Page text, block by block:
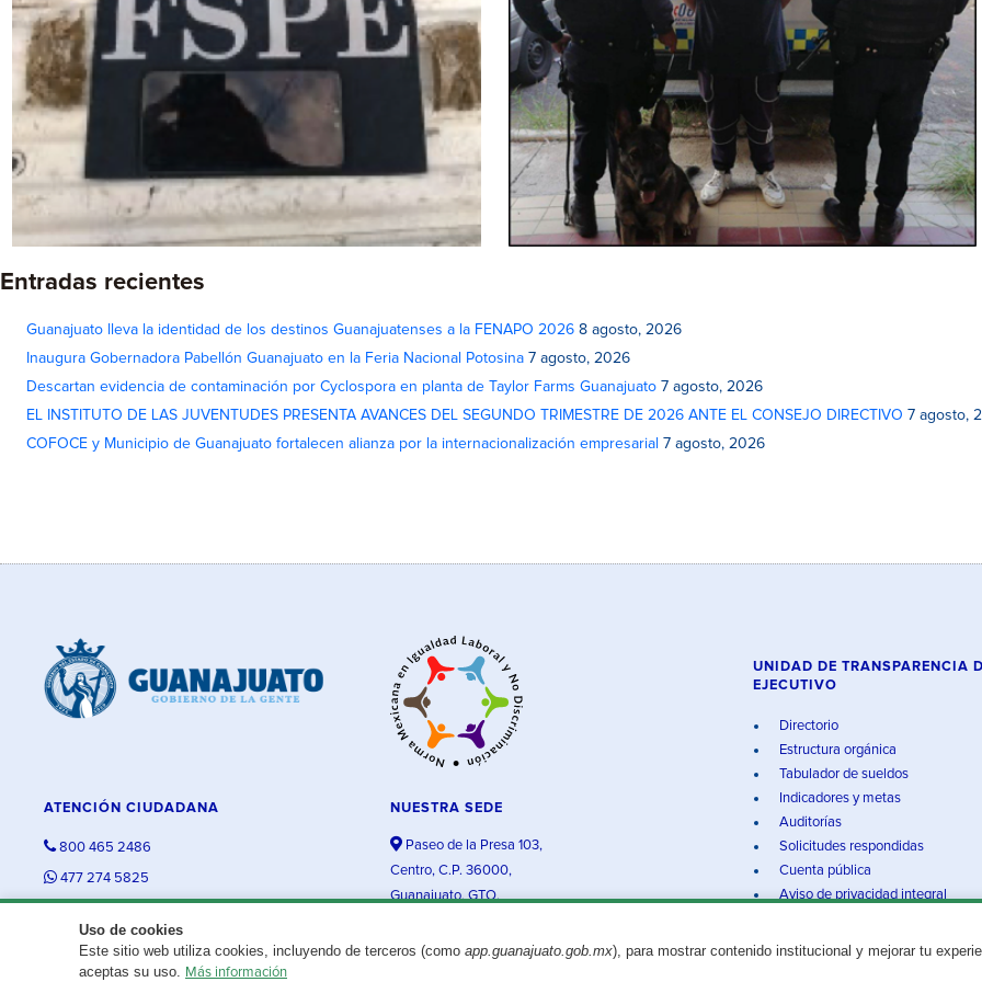
Entradas recientes
Guanajuato lleva la identidad de los destinos Guanajuatenses a la FENAPO 2026 8 agosto, 2026
Inaugura Gobernadora Pabellón Guanajuato en la Feria Nacional Potosina 7 agosto, 2026
Descartan evidencia de contaminación por Cyclospora en planta de Taylor Farms Guanajuato 7 agosto, 2026
EL INSTITUTO DE LAS JUVENTUDES PRESENTA AVANCES DEL SEGUNDO TRIMESTRE DE 2026 ANTE EL CONSEJO DIRECTIVO 7 agosto,
COFOCE y Municipio de Guanajuato fortalecen alianza por la internacionalización empresarial 7 agosto, 2026
Uso de cookies
Este sitio web utiliza cookies, incluyendo de terceros (como app.guanajuato.gob.mx), para mostrar contenido institucional y mejorar tu
aceptas su uso. Más información
ATENCIÓN CIUDADANA
800 465 2486
477 274 5825
NUESTRA SEDE
Paseo de la Presa 103,
Centro, C.P. 36000,
Guanajuato, GTO.
UNIDAD DE TRANSPARENCIA
EJECUTIVO
Directorio
Estructura orgánica
Tabulador de sueldos
Indicadores y metas
Auditorías
Solicitudes respondidas
Cuenta pública
Aviso de privacidad integral
¿Existe algún problema con esta página?Repórtalo aquí. Aviso legal© 2025 Gobierno del Estado de Guanajuato